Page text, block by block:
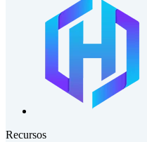
Recursos